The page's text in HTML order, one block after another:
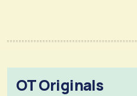
OT Originals